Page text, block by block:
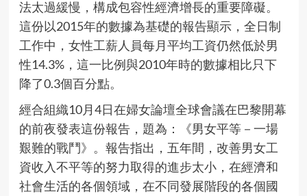
法太過緩慢，構成包容性經濟增長的重要障礙。
這份以2015年的數據為基礎的報告顯示，全日制
工作中，女性工薪人員每月平均工資仍然低於男
性14.3%，這一比例與2010年時的數據相比只下
降了0.3個百分點。
經合組織10月4日在婦女論壇全球會議在巴黎開幕
的前夜發表這份報告，題為：《男女平等－一場
艱難的戰鬥》。報告指出，五年間，改善男女工
資收入不平等的努力取得的進步太小，在經濟和
社會生活的各個領域，在不同發展階段的各個國